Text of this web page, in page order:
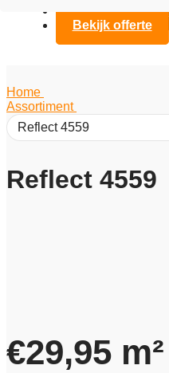
Contact
Bekijk offerte
Home
Assortiment
Reflect 4559
Reflect 4559
€29,95 m²